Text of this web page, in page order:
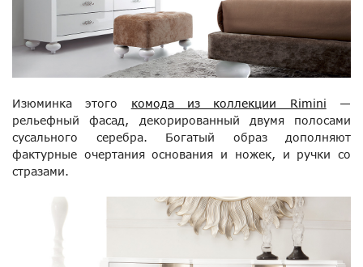
Изюминка этого комода из коллекции Rimini —
рельефный фасад, декорированный двумя полосами
сусального серебра. Богатый образ дополняют
фактурные очертания основания и ножек, и ручки со
стразами.